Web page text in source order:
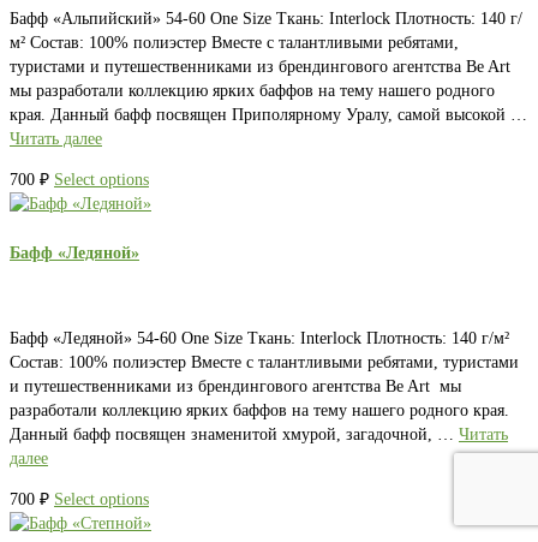
Бафф «Альпийский» 54-60 One Size Ткань: Interlock Плотность: 140 г/
м² Состав: 100% полиэстер Вместе с талантливыми ребятами,
туристами и путешественниками из брендингового агентства Be Art
мы разработали коллекцию ярких баффов на тему нашего родного
края. Данный бафф посвящен Приполярному Уралу, самой высокой …
Читать далее
700 ₽ Select options
Бафф «Ледяной»
Бафф «Ледяной» 54-60 One Size Ткань: Interlock Плотность: 140 г/м²
Состав: 100% полиэстер Вместе с талантливыми ребятами, туристами
и путешественниками из брендингового агентства Be Art мы
разработали коллекцию ярких баффов на тему нашего родного края.
Данный бафф посвящен знаменитой хмурой, загадочной, … Читать
далее
700 ₽ Select options